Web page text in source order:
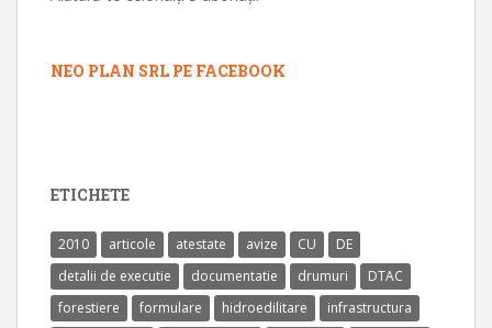
NEO PLAN SRL PE FACEBOOK
ETICHETE
2010 articole atestate avize CU
DE
detalii de executie
documentatie drumuri
DTAC
forestiere
formulare hidroedilitare
infrastructura